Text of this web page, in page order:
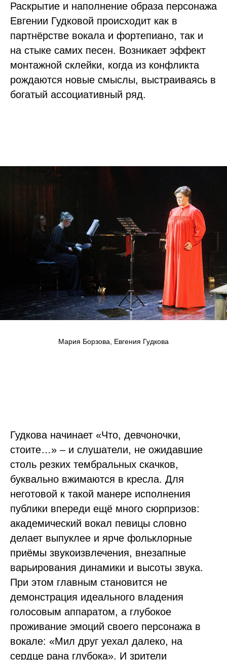
Раскрытие и наполнение образа персонажа
Евгении Гудковой происходит как в
партнёрстве вокала и фортепиано, так и
на стыке самих песен. Возникает эффект
монтажной склейки, когда из конфликта
рождаются новые смыслы, выстраиваясь в
богатый ассоциативный ряд.
Мария Борзова, Евгения Гудкова
Гудкова начинает «Что, девчоночки,
стоите…» – и слушатели, не ожидавшие
столь резких тембральных скачков,
буквально вжимаются в кресла. Для
неготовой к такой манере исполнения
публики впереди ещё много сюрпризов:
академический вокал певицы словно
делает выпуклее и ярче фольклорные
приёмы звукоизвлечения, внезапные
варьирования динамики и высоты звука.
При этом главным становится не
демонстрация идеального владения
голосовым аппаратом, а глубокое
проживание эмоций своего персонажа в
вокале: «Мил друг уехал далеко, на
сердце рана глубока». И зрители